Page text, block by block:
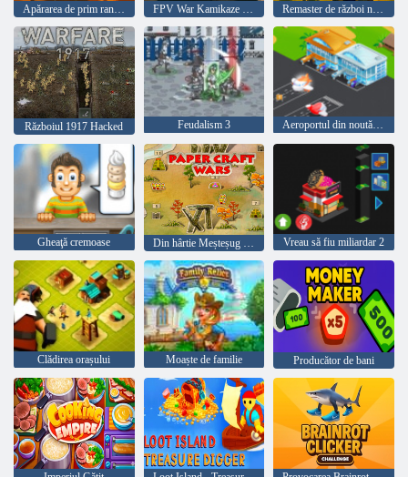
Războiul 1917 Hacked Feudalism 3 Aeroportul din noutățile
Gheaţă cremoase Din hârtie Meșteșug războaie Vreau să fiu miliardar 2
Clădirea orașului Moaște de familie Producător de bani